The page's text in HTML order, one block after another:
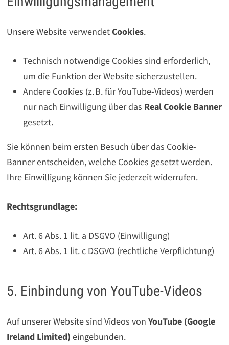
Unsere Website verwendetCookies.
Technisch notwendige Cookies sind erforderlich,
um die Funktion der Website sicherzustellen.
Andere Cookies (z. B. für YouTube-Videos) werden
nur nach Einwilligung über das Real Cookie Banner
gesetzt.
Sie können beim ersten Besuch über das Cookie-
Banner entscheiden, welche Cookies gesetzt werden.
Ihre Einwilligung können Sie jederzeit widerrufen.
Rechtsgrundlage:
Art. 6 Abs. 1 lit. a DSGVO (Einwilligung)
Art. 6 Abs. 1 lit. c DSGVO (rechtliche Verpflichtung)
5. Einbindung von YouTube-Videos
Auf unserer Website sind Videos von YouTube (Google
Ireland Limited) eingebunden.